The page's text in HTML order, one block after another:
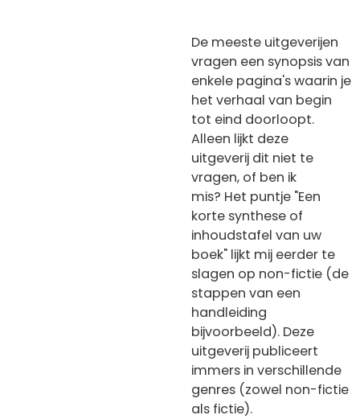
De meeste uitgeverijen
vragen een synopsis van
enkele pagina's waarin je
het verhaal van begin
tot eind doorloopt.
Alleen lijkt deze
uitgeverij dit niet te
vragen, of ben ik
mis? Het puntje "Een
korte synthese of
inhoudstafel van uw
boek" lijkt mij eerder te
slagen op non-fictie (de
stappen van een
handleiding
bijvoorbeeld). Deze
uitgeverij publiceert
immers in verschillende
genres (zowel non-fictie
als fictie).